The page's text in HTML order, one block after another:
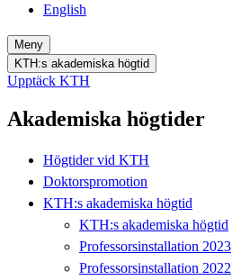
English
Meny
KTH:s akademiska högtid
Upptäck KTH
Akademiska högtider
Högtider vid KTH
Doktorspromotion
KTH:s akademiska högtid
KTH:s akademiska högtid
Professorsinstallation 2023
Professorsinstallation 2022